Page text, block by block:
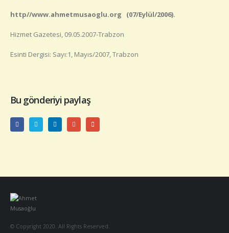
http//www.ahmetmusaoglu.org (07/Eylül/2006).
Hizmet Gazetesi, 09.05.2007-Trabzon
Esinti Dergisi: Sayı:1, Mayıs/2007, Trabzon
Bu gönderiyi paylaş
© Copyright 2020. All Rights Reserved.